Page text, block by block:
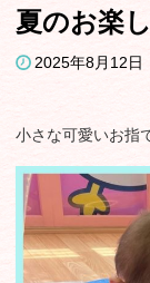
夏のお楽
2025年8月12日
小さな可愛いお指